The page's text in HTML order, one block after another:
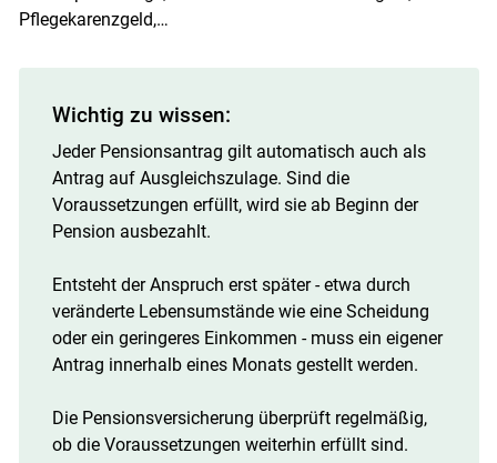
Pflegekarenzgeld,…
Wichtig zu wissen:
Jeder Pensionsantrag gilt automatisch auch als
Antrag auf Ausgleichszulage. Sind die
Voraussetzungen erfüllt, wird sie ab Beginn der
Pension ausbezahlt.
Entsteht der Anspruch erst später - etwa durch
veränderte Lebensumstände wie eine Scheidung
oder ein geringeres Einkommen - muss ein eigener
Antrag innerhalb eines Monats gestellt werden.
Die Pensionsversicherung überprüft regelmäßig,
ob die Voraussetzungen weiterhin erfüllt sind.